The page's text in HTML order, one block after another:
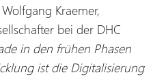
Kraemer,
bei der DHC
in den frühen Phasen
ist die Digitalisierung